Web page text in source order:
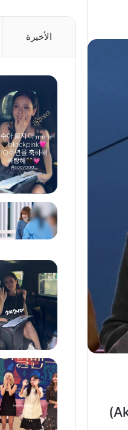
“قمـ.امة” ، مما أطلق العنان لموجة غضب عارمة من محبي جونغكوك (Akgaes)
الأخيرة